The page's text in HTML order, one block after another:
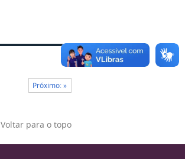
Próximo: »
Voltar para o topo